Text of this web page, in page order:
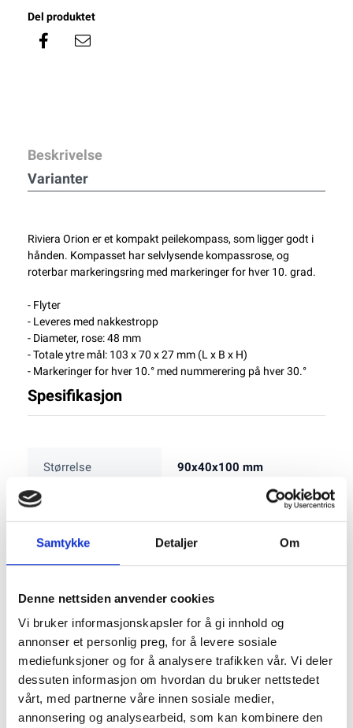
Samtykke Detaljer Om
Denne nettsiden anvender cookies
Vi bruker informasjonskapsler for å gi innhold og
annonser et personlig preg, for å levere sosiale
mediefunksjoner og for å analysere trafikken vår. Vi deler
dessuten informasjon om hvordan du bruker nettstedet
vårt, med partnerne våre innen sosiale medier,
annonsering og analysearbeid, som kan kombinere den
Del produktet
Beskrivelse
Varianter
Riviera Orion er et kompakt peilekompass, som ligger godt i
hånden. Kompasset har selvlysende kompassrose, og
roterbar markeringsring med markeringer for hver 10. grad.
- Flyter
- Leveres med nakkestropp
- Diameter, rose: 48 mm
- Totale ytre mål: 103 x 70 x 27 mm (L x B x H)
- Markeringer for hver 10.° med nummerering på hver 30.°
Spesifikasjon
Størrelse 90x40x100 mm
Varianter
Riviera Orion BO Håndholdt
Peilekompass Blått
Varenummer: 1091273
779,00
Tomt På Lager